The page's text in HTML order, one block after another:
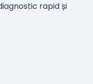
rapid și